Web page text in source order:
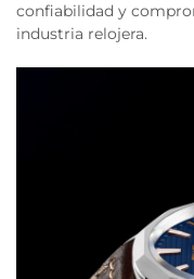
confiabilidad y
industria relojera.